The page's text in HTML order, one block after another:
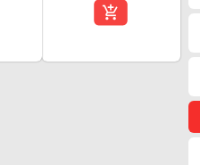
add_shopping_cart